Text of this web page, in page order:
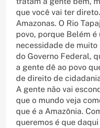
que você vai ter
Amazonas. O Rio
povo, porque Belém
necessidade de muito
do Governo Federal,
a gente dê ao povo
de direito de
A gente não vai
que o mundo veja
que é a Amazônia.
queremos é que